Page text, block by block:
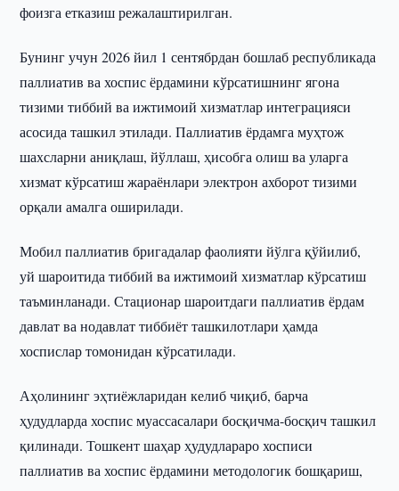
фоизга етказиш режалаштирилган.
Бунинг учун 2026 йил 1 сентябрдан бошлаб республикада
паллиатив ва хоспис ёрдамини кўрсатишнинг ягона
тизими тиббий ва ижтимоий хизматлар интеграцияси
асосида ташкил этилади. Паллиатив ёрдамга муҳтож
шахсларни аниқлаш, йўллаш, ҳисобга олиш ва уларга
хизмат кўрсатиш жараёнлари электрон ахборот тизими
орқали амалга оширилади.
Мобил паллиатив бригадалар фаолияти йўлга қўйилиб,
уй шароитида тиббий ва ижтимоий хизматлар кўрсатиш
таъминланади. Стационар шароитдаги паллиатив ёрдам
давлат ва нодавлат тиббиёт ташкилотлари ҳамда
хоспислар томонидан кўрсатилади.
Аҳолининг эҳтиёжларидан келиб чиқиб, барча
ҳудудларда хоспис муассасалари босқичма-босқич ташкил
қилинади. Тошкент шаҳар ҳудудлараро хосписи
паллиатив ва хоспис ёрдамини методологик бошқариш,